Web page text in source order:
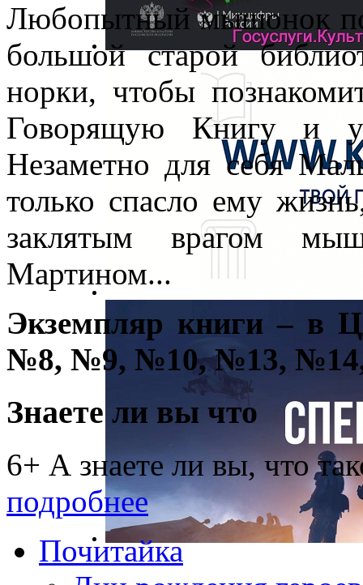
Любопытный мышонок
большой старой
норки, чтобы
Говорящую Книгу и
Незаметно для себя
только спасло ему
заклятым врагом
Мартином...
Экземпляр книги – в
№8, №9, №10, №13,
Знаете ли вы что
6+ А знаете ли вы, что
подробнее
Почитайка